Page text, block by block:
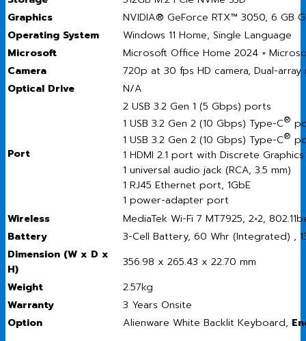
Graphics
NVIDIA® GeForce RTX™ 3050, 6 GB
Operating System
Windows 11 Home, Single Language
Microsoft
Microsoft Office Home 2024 +
Camera
720p at 30 fps HD camera, Dual-
Optical Drive
N/A
Port
2 USB 3.2 Gen 1 (5 Gbps) ports
1 USB 3.2 Gen 2 (10 Gbps) Type-C®
1 USB 3.2 Gen 2 (10 Gbps) Type-C®
1 HDMI 2.1 port with Discrete
1 universal audio jack (RCA, 3.5 mm)
1 RJ45 Ethernet port, 1GbE
1 power-adapter port
Wireless
MediaTek Wi-Fi 7 MT7925, 2×2,
Battery
3-Cell Battery, 60 Whr (Integrated) ,
Dimension (W x D x
H)
356.98 x 265.43 x 22.70 mm
Weight
2.57kg
Warranty
3 Years Onsite
Option
Alienware White Backlit Keyboard,